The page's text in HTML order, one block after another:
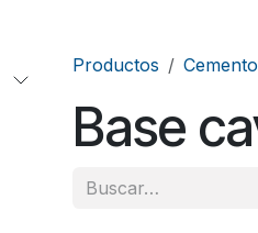
Productos
Base